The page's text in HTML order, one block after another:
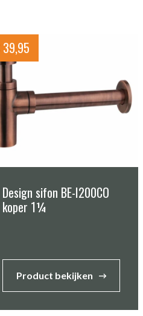
39,95
Design sifon BE-I200CO
koper 1¼
Product bekijken